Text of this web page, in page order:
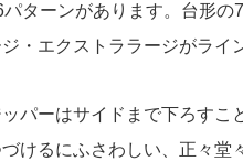
パターンがあります。台形の
・エクストララージがライ
ッパーはサイドまで下ろすこ
けるにふさわしい、正々堂